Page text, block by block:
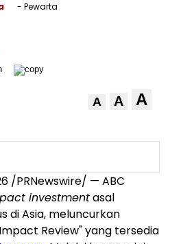
- Pewarta
A A A
/PRNewswire/ — ABC
investmentasal
di Asia, meluncurkan
Review" yang tersedia